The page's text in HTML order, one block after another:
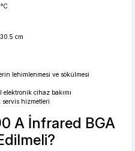
cm
lehimlenmesi ve sökülmesi
cihaz bakımı
servis hizmetleri
A İnfrared BGA